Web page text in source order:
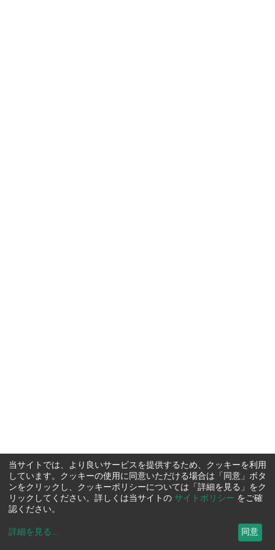
当サイトでは、より良いサービスを提供するため、クッキーを利用
しています。クッキーの使用に同意いただける場合は「同意」ボタ
ンをクリックし、クッキーポリシーについては「詳細を見る」をク
リックしてください。詳しくは当サイトの サイトポリシー をご確
認ください。
詳細を見る ... 同意